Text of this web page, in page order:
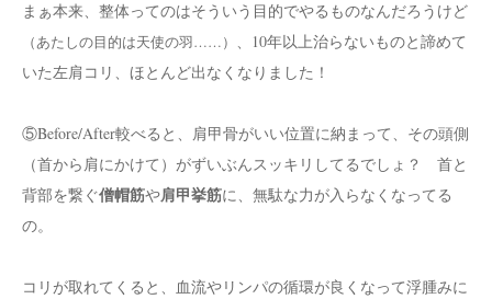
まぁ本来、整体ってのはそういう目的でやるものなんだろうけど
（あたしの目的は天使の羽……） 、10年以上治らないものと諦めて
いた左肩コリ、ほとんど出なくなりました！
⑤Before/After較べると、肩甲骨がいい位置に納まって、その頭側
（首から肩にかけて）がずいぶんスッキリしてるでしょ？ 首と
背部を繋ぐ僧帽筋や肩甲挙筋に、無駄な力が入らなくなってる
の。
コリが取れてくると、血流やリンパの循環が良くなって浮腫みに